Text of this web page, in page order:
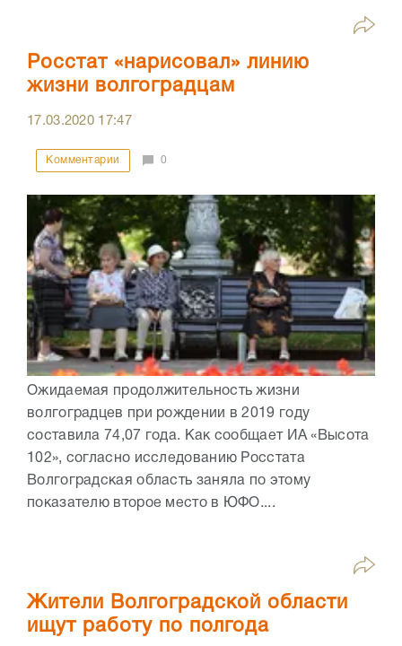
Росстат «нарисовал» линию
жизни волгоградцам
17.03.2020 17:47
Комментарии 0
Ожидаемая продолжительность жизни
волгоградцев при рождении в 2019 году
составила 74,07 года. Как сообщает ИА «Высота
102», согласно исследованию Росстата
Волгоградская область заняла по этому
показателю второе место в ЮФО....
Жители Волгоградской области
ищут работу по полгода